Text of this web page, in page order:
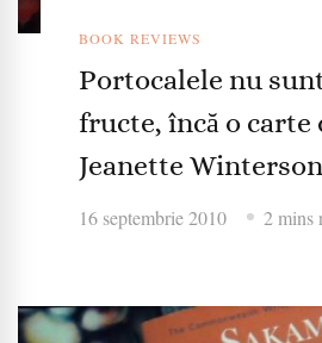
BOOK REVIEWS
Portocalele nu
fructe, încă o carte
Jeanette Winterson
16 septembrie 2010 2 mins